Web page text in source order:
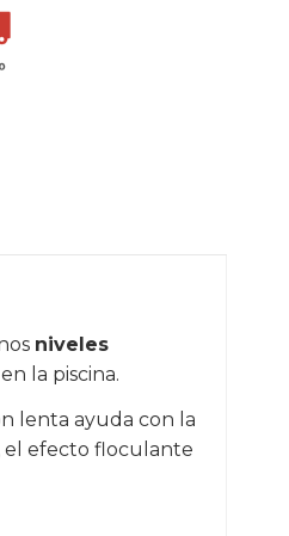
niveles
la piscina.
lenta ayuda con la
el efecto floculante